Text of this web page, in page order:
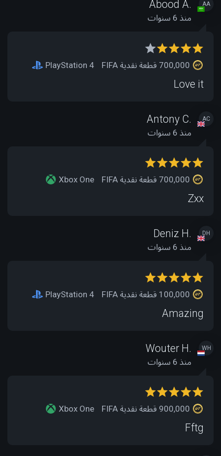
AA
Abood A.
منذ 6 سنوات
PlayStation 4
Love it
AC
Antony C.
منذ 6 سنوات
Xbox One
Zxx
DH
Deniz H.
منذ 6 سنوات
PlayStation 4
Amazing
WH
Wouter H.
منذ 6 سنوات
Xbox One
Fftg